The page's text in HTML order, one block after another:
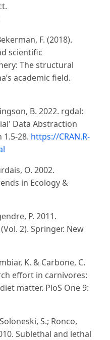
F. (2018).
scientific
The structural
academic field.
B. 2022. rgdal:
Data Abstraction
1.5-28. https://CRAN.R-
O. 2002.
in Ecology &
P. 2011.
2). Springer. New
K. & Carbone, C.
effort in carnivores:
matter. PloS One 9:
S.; Ronco,
Sublethal and lethal